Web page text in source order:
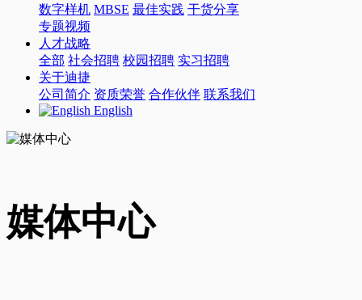
数字样机 MBSE 最佳实践 干货分享
专题视频
人才战略
全部 社会招聘 校园招聘 实习招聘
关于迪捷
公司简介 资质荣誉 合作伙伴 联系我们
English
媒体中心